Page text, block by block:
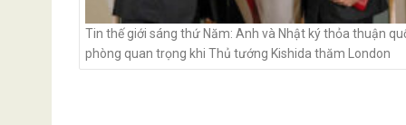
Tin thế giới sáng thứ Năm: Anh và Nhật ký thỏa thuận
phòng quan trọng khi Thủ tướng Kishida thăm London